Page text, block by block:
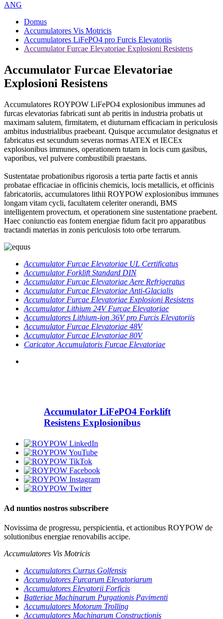
ANG
Domus
Accumulatores Vis Motricis
Accumulatores LiFePO4 pro Furcis Elevatoriis
Accumulator Furcae Elevatoriae Explosioni Resistens
Accumulator Furcae Elevatoriae
Explosioni Resistens
Accumulatores ROYPOW LiFePO4 explosionibus immunes ad
furcas elevatorias fabricati sunt ab peritis in industria probatis ut
maximam salutem, firmitatem, et diuturnam efficaciam in periculosis
ambitus industrialibus praebeant. Quisque accumulator designatus et
fabricatus est secundum severas normas ATEX et IECEx
explosionibus immunes, operationem tutam in locis cum gasibus,
vaporibus, vel pulvere combustibili praestans.
Sustentatae probationibus rigorosis a tertia parte factis et annis
probatae efficaciae in officinis chemicis, locis metallicis, et officinis
fabricatoriis, accumulatores lithii ROYPOW explosionibus immunes
longam vitam cycli, facultatem celeriter onerandi, BMS
intelligentem provectum, et operationem sine sustentatione praebent.
Haec coniunctio eas fontem energiae fidum facit pro apparatibus
tractandi materias in zonis periculosis toto orbe terrarum.
Accumulator Furcae Elevatoriae UL Certificatus
Accumulator Forklift Standard DIN
Accumulator Furcae Elevatoriae Aere Refrigeratus
Accumulator Furcae Elevatoriae Anti-Glacialis
Accumulator Furcae Elevatoriae Explosioni Resistens
Accumulator Lithium 24V Furcae Elevatoriae
Accumulatores Lithium-ion 36V pro Furcis Elevatoriis
Accumulator Furcae Elevatoriae 48V
Accumulator Furcae Elevatoriae 80V
Caricator Accumulatoris Furcae Elevatoriae
Accumulator LiFePO4 Forklift
Resistens Explosionibus
Ad nuntios nostros subscribere
Novissima de progressu, perspicientia, et actionibus ROYPOW de
solutionibus energiae renovabilis accipe.
Accumulatores Vis Motricis
Accumulatores Currus Golfensis
Accumulatores Furcarum Elevatoriarum
Accumulatores Elevatorii Forficis
Batteriae Machinarum Purgationis Pavimenti
Accumulatores Motorum Trolling
Accumulatores Machinarum Constructionis